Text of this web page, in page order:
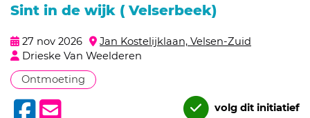
Sint in de wijk ( Velserbeek)
27 nov 2026
Jan Kostelijklaan, Velsen-Zuid
Drieske Van Weelderen
Ontmoeting
volg dit initiatief